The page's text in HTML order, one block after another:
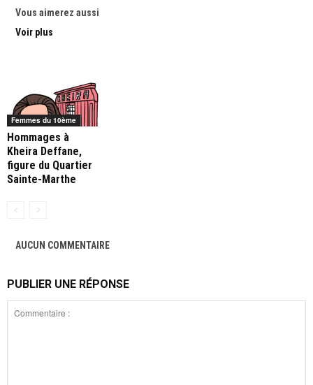
Vous aimerez aussi
Voir plus
Femmes du 10ème
Hommages à
Kheira Deffane,
figure du Quartier
Sainte-Marthe
AUCUN COMMENTAIRE
PUBLIER UNE RÉPONSE